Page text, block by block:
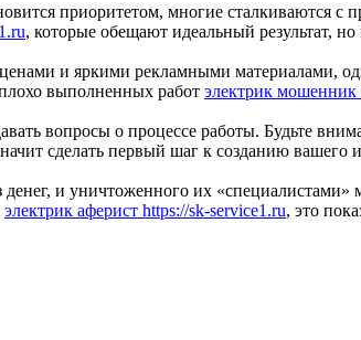
приоритетом, многие сталкиваются с
, которые обещают идеальный результат,
и яркими рекламными материалами,
выполненных работ электрик мошенник
вопросы о процессе работы. Будьте
сделать первый шаг к созданию вашего
и уничтоженного их «специалистами»
электрик аферист https://sk-service1.ru, это